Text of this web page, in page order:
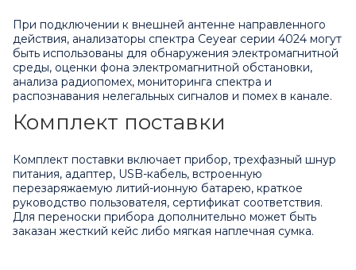
При подключении к внешней антенне направленного
действия, анализаторы спектра Ceyear серии 4024 могут
быть использованы для обнаружения электромагнитной
среды, оценки фона электромагнитной обстановки,
анализа радиопомех, мониторинга спектра и
распознавания нелегальных сигналов и помех в канале.
Комплект поставки
Комплект поставки включает прибор, трехфазный шнур
питания, адаптер, USB-кабель, встроенную
перезаряжаемую литий-ионную батарею, краткое
руководство пользователя, сертификат соответствия.
Для переноски прибора дополнительно может быть
заказан жесткий кейс либо мягкая наплечная сумка.